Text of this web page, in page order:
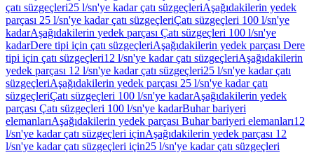
çatı süzgeçleri25 l/sn'ye kadar çatı süzgeçleriAşağıdakilerin yedek
parçası 25 l/sn'ye kadar çatı süzgeçleriÇatı süzgeçleri 100 l/sn'ye
kadarAşağıdakilerin yedek parçası Çatı süzgeçleri 100 l/sn'ye
kadarDere tipi için çatı süzgeçleriAşağıdakilerin yedek parçası Dere
tipi için çatı süzgeçleri12 l/sn'ye kadar çatı süzgeçleriAşağıdakilerin
yedek parçası 12 l/sn'ye kadar çatı süzgeçleri25 l/sn'ye kadar çatı
süzgeçleriAşağıdakilerin yedek parçası 25 l/sn'ye kadar çatı
süzgeçleriÇatı süzgeçleri 100 l/sn'ye kadarAşağıdakilerin yedek
parçası Çatı süzgeçleri 100 l/sn'ye kadarBuhar bariyeri
elemanlarıAşağıdakilerin yedek parçası Buhar bariyeri elemanları12
l/sn'ye kadar çatı süzgeçleri içinAşağıdakilerin yedek parçası 12
l/sn'ye kadar çatı süzgeçleri için25 l/sn'ye kadar çatı süzgeçleri